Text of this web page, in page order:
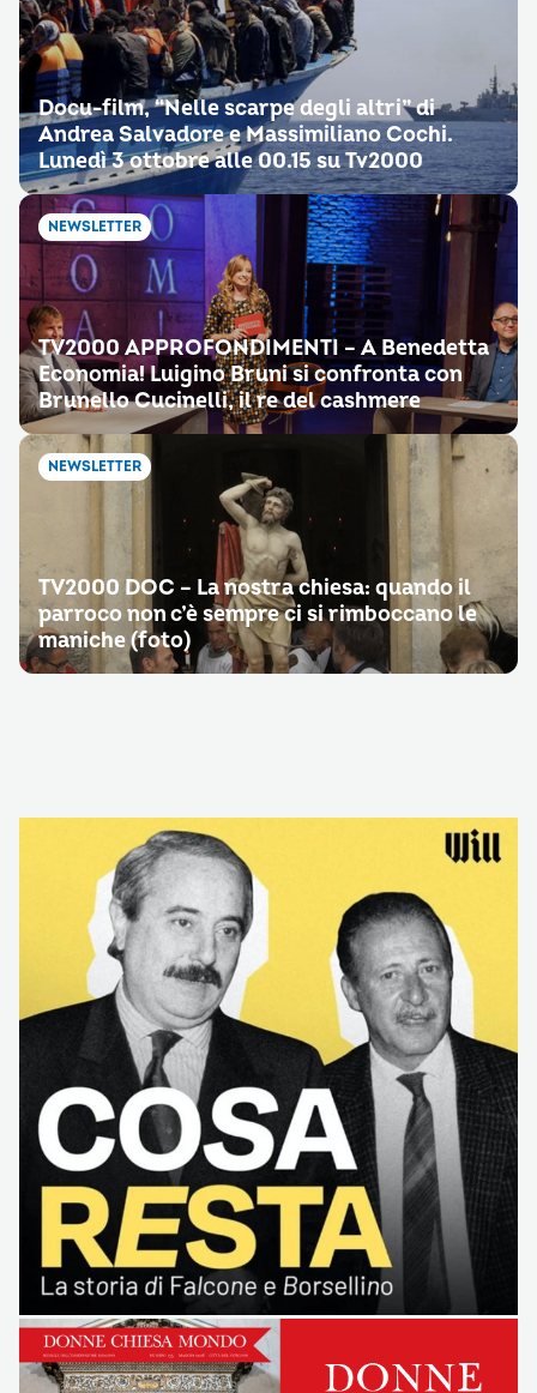
Docu-film, “Nelle scarpe degli altri” di
Andrea Salvadore e Massimiliano Cochi.
Lunedì 3 ottobre alle 00.15 su Tv2000
NEWSLETTER
TV2000 APPROFONDIMENTI – A Benedetta
Economia! Luigino Bruni si confronta con
Brunello Cucinelli, il re del cashmere
NEWSLETTER
TV2000 DOC – La nostra chiesa: quando il
parroco non c’è sempre ci si rimboccano le
maniche (foto)